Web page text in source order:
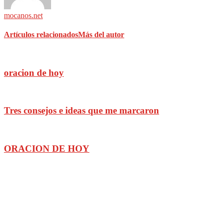
mocanos.net
Artículos relacionadosMás del autor
oracion de hoy
Tres consejos e ideas que me marcaron
ORACION DE HOY